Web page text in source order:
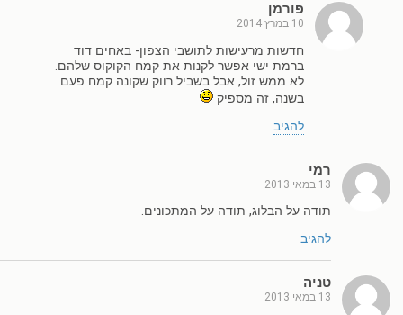
פורמן
10 במרץ 2014
חדשות מרעישות לתושבי הצפון- באחים דוד
ברמת ישי אפשר לקנות את קמח הקוקוס שלהם.
לא ממש זול, אבל בשביל רווק שקונה קמח פעם
בשנה, זה מספיק
להגיב
רמי
13 במאי 2013
תודה על הבלוג, תודה על המתכונים.
להגיב
טניה
13 במאי 2013